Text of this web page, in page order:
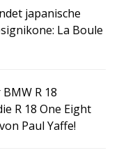
japanische
La Boule
R 18
R 18 One Eight
Paul Yaffe!